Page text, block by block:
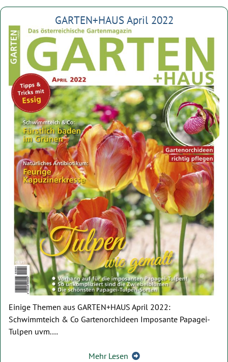
GARTEN+HAUS April 2022
Einige Themen aus GARTEN+HAUS April 2022:
Schwimmteich & Co Gartenorchideen Imposante Papagei-
Tulpen uvm.…
Mehr Lesen